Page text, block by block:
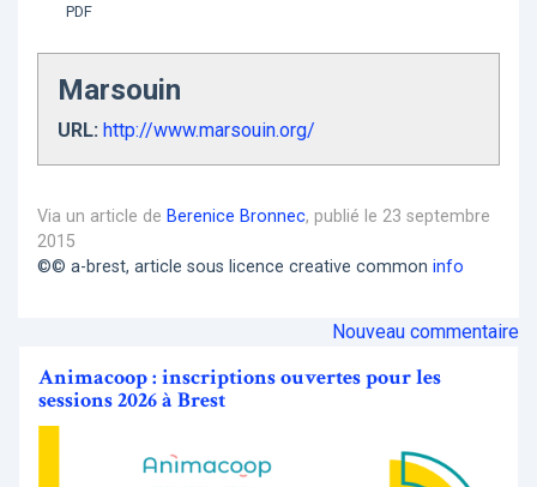
PDF
Marsouin
URL: http://www.marsouin.org/
Via un article de Berenice Bronnec, publié le 23 septembre
2015
©© a-brest, article sous licence creative common info
Nouveau commentaire
Animacoop : inscriptions ouvertes pour les
sessions 2026 à Brest